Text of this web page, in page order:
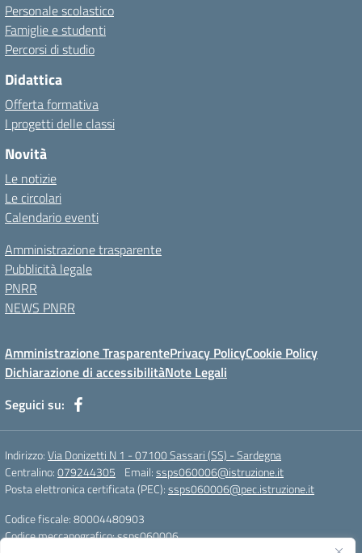
Personale scolastico
Famiglie e studenti
Percorsi di studio
Didattica
Offerta formativa
I progetti delle classi
Novità
Le notizie
Le circolari
Calendario eventi
Amministrazione trasparente
Pubblicità legale
PNRR
NEWS PNRR
Amministrazione TrasparentePrivacy PolicyCookie Policy
Dichiarazione di accessibilitàNote Legali
Seguici su:
Indirizzo:Via Donizetti N 1 - 07100 Sassari (SS) - Sardegna
Centralino:079244305 Email:ssps060006@istruzione.it
Posta elettronica certificata (PEC):ssps060006@pec.istruzione.it
Codice fiscale: 80004480903
Codice meccanografico:ssps060006